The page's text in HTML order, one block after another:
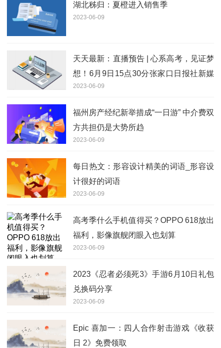
湖北秭归：夏橙进入销售季
2023-06-09
天天最新：直播预告 | 心系高考，见证梦
想！6月9日15点30分张家口日报社新媒
体中心记者带你直击高考最后一刻
2023-06-09
福州房产经纪新举措成“一日游” 中介费双
方共担仍是大势所趋
2023-06-09
每日热文：形容设计精美的词语_形容设
计很好的词语
2023-06-09
高考季什么手机值得买？OPPO 618放出
福利，影像旗舰闭眼入也划算
2023-06-09
2023《忍者必须死3》手游6月10日礼包
兑换码分享
2023-06-09
Epic 喜加一：四人合作射击游戏《收获
日 2》免费领取